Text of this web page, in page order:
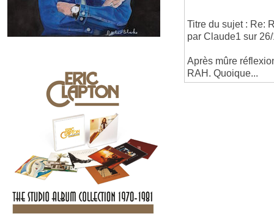
Titre du sujet : Re:
par Claude1 sur
Après mûre
RAH. Quoique...